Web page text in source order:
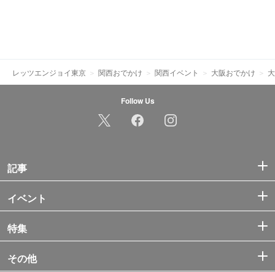
レッツエンジョイ東京 関西おでかけ 関西イベント 大阪おでかけ
Follow Us
記事
イベント
特集
その他